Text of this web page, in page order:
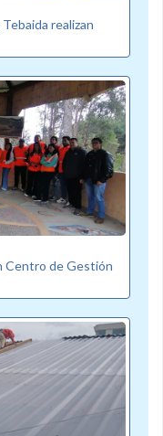
realizan
Centro de Gestión